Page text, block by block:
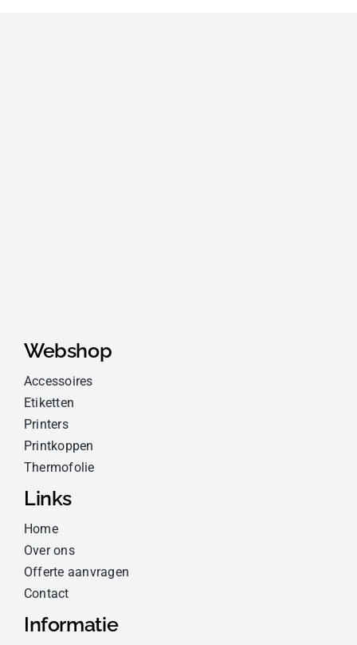
Webshop
Accessoires
Etiketten
Printers
Printkoppen
Thermofolie
Links
Home
Over ons
Offerte aanvragen
Contact
Informatie